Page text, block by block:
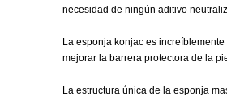
necesidad de ningún aditivo
La esponja konjac es
mejorar la barrera protectora de la
La estructura única de la esponja